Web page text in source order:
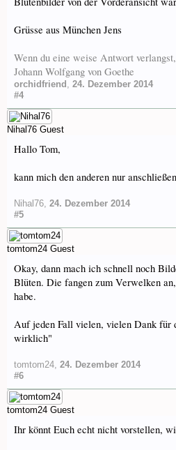
Grüsse aus München Jens
Wenn du eine weise Antwort
Johann Wolfgang von Goethe
orchidfriend , 24. Dezember 2014
#4
Nihal76 Guest
Hallo Tom,
kann mich den anderen nur
Nihal76, 24. Dezember 2014
#5
tomtom24 Guest
Okay, dann mach ich schnell noch
Blüten. Die fangen zum Verwelken
habe.
Auf jeden Fall vielen, vielen Dank für
wirklich"
tomtom24, 24. Dezember 2014
#6
tomtom24 Guest
Ihr könnt Euch echt nicht vorstellen,